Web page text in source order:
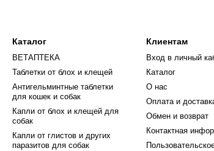
вкус и текстура, которая
кошачьих.
великолепное питание –
все необходимое для
Каталог
ВЕТАПТЕКА
Таблетки от блох и клещей
Антигельминтные таблетки
для кошек и собак
Капли от блох и клещей для
собак
Капли от глистов и других
паразитов для собак
Клиентам
Вход в личный
Каталог
О нас
Оплата и
Обмен и возврат
Контактная